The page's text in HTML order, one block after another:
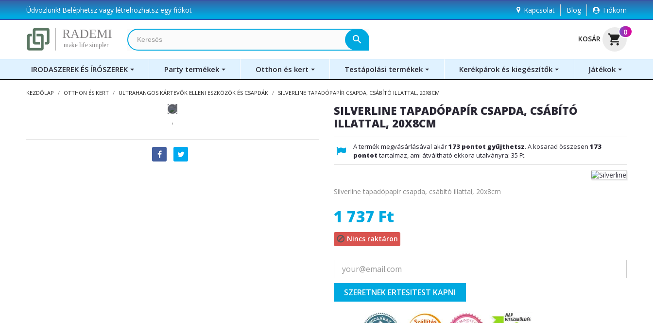
Üdvözlünk!Beléphetszvagylétrehozhatsz egy fiókot Kapcsolat Blog Fiókom
search KOSÁR shopping_cart
0 )
IRODASZEREK ÉS ÍRÓSZEREK Party termékek Otthon és kert Testápolási termékek Kerékpárok és kiegészítők Játékok
KEZDŐLAP OTTHON ÉS KERT ULTRAHANGOS KÁRTEVŐK ELLENI ESZKÖZÖK ÉS CSAPDÁK SILVERLINE TAPADÓPAPÍR CSAPDA, CSÁBÍTÓ ILLATTAL, 20X8CM
SILVERLINE TAPADÓPAPÍR CSAPDA, CSÁBÍTÓ
ILLATTAL, 20X8CM
A termék megvásárlásával akár173pontot gyűjthetsz. A kosarad összesen 173
pontot tartalmaz, ami átváltható ekkora utalványra: 35 Ft.
Silverline tapadópapír csapda, csábító illattal, 20x8cm
1 737 Ft
 Nincs raktáron
SZERETNEK ERTESITEST KAPNI